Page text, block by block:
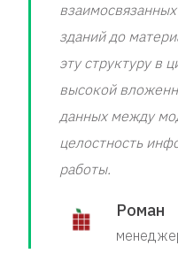
зданий до
эту структуру в
высокой
данных между
целостность
работы.
Роман